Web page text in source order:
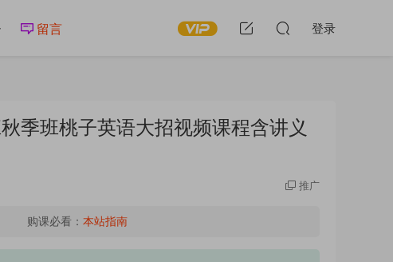
留言 登录
季班桃子英语大招视频课程含讲义
推广
购课必看： 本站指南